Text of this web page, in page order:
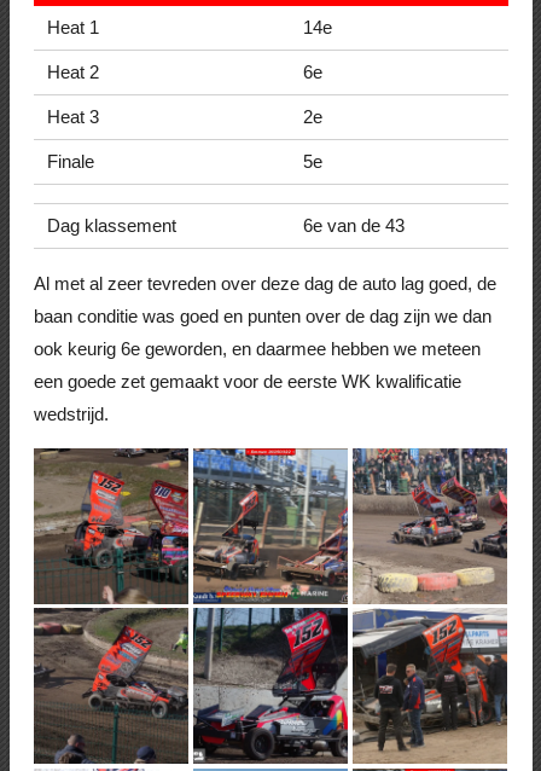
Heat 1 14e
Heat 2 6e
Heat 3 2e
Finale 5e
Dag klassement 6e van de 43
Al met al zeer tevreden over deze dag de auto lag goed, de
baan conditie was goed en punten over de dag zijn we dan
ook keurig 6e geworden, en daarmee hebben we meteen
een goede zet gemaakt voor de eerste WK kwalificatie
wedstrijd.